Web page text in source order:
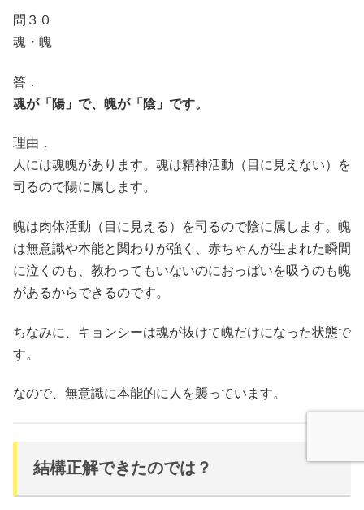
問３０
魂・魄
答．
魂が「陽」で、魄が「陰」です。
理由．
人には魂魄があります。魂は精神活動（目に見えない）を
司るので陽に属します。
魄は肉体活動（目に見える）を司るので陰に属します。魄
は無意識や本能と関わりが強く、赤ちゃんが生まれた瞬間
に泣くのも、教わってもいないのにおっぱいを吸うのも魄
があるからできるのです。
ちなみに、キョンシーは魂が抜けて魄だけになった状態で
す。
なので、無意識に本能的に人を襲っています。
結構正解できたのでは？